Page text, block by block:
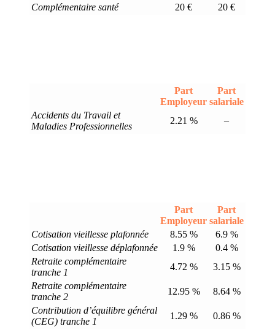
Complémentaire santé
20 € 20 €
Part
Employeur
Part
salariale
Accidents du Travail et
Maladies Professionnelles
2.21 % –
Part
Employeur
Part
salariale
Cotisation vieillesse plafonnée
8.55 %
6.9 %
Cotisation vieillesse déplafonnée
1.9 %
0.4 %
Retraite complémentaire
tranche 1
4.72 %
3.15 %
Retraite complémentaire
tranche 2
12.95 %
8.64 %
Contribution d’équilibre général
(CEG) tranche 1
1.29 %
0.86 %